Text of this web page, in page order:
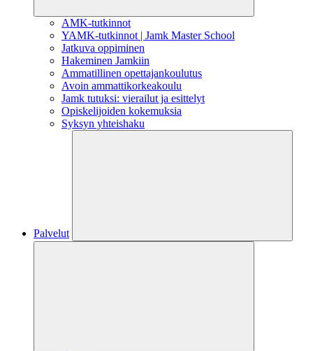
AMK-tutkinnot
YAMK-tutkinnot | Jamk Master School
Jatkuva oppiminen
Hakeminen Jamkiin
Ammatillinen opettajankoulutus
Avoin ammattikorkeakoulu
Jamk tutuksi: vierailut ja esittelyt
Opiskelijoiden kokemuksia
Syksyn yhteishaku
Palvelut